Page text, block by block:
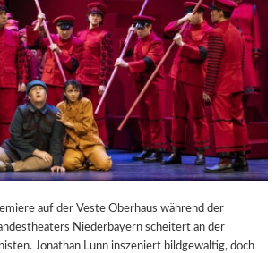
auf der Veste Oberhaus während der
Niederbayern scheitert an der
Jonathan Lunn inszeniert bildgewaltig, doch